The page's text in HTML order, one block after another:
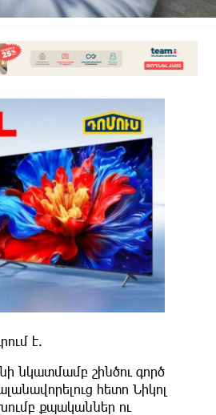
է.
նկատմամբ շինծու գործ
հետո Նիկոլ
քպականներ ու